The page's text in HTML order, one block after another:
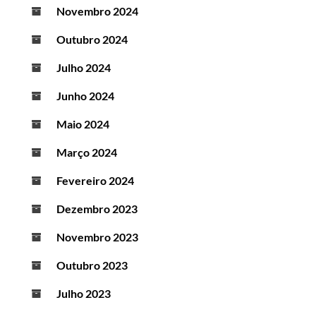
Novembro 2024
Outubro 2024
Julho 2024
Junho 2024
Maio 2024
Março 2024
Fevereiro 2024
Dezembro 2023
Novembro 2023
Outubro 2023
Julho 2023